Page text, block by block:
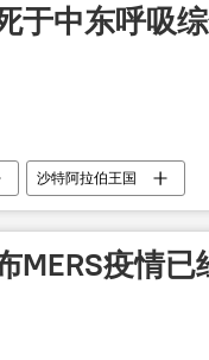
于中东呼吸
沙特阿拉伯王国
MERS疫情已